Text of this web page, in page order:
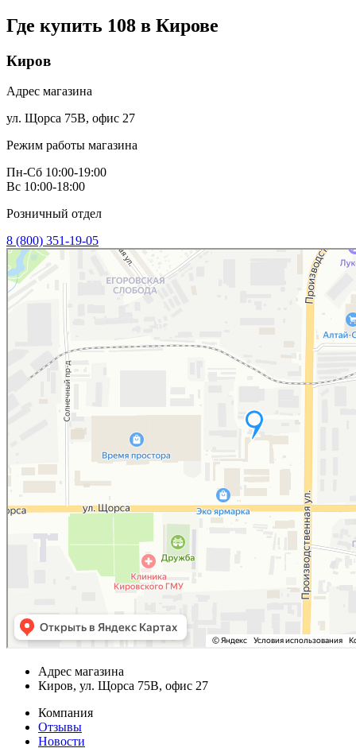
Где купить 108 в Кирове
Киров
Адрес магазина
ул. Щорса 75В, офис 27
Режим работы магазина
Пн-Сб 10:00-19:00
Вс 10:00-18:00
Розничный отдел
8 (800) 351-19-05
Адрес магазина
Киров, ул. Щорса 75В, офис 27
Компания
Отзывы
Новости